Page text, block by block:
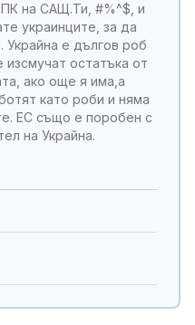
на САЩ.Ти, #%^$, и
украинците, за да
Украйна е дългов роб
остатъка от
ако още я има,а
като роби и няма
ЕС също е поробен с
на Украйна.